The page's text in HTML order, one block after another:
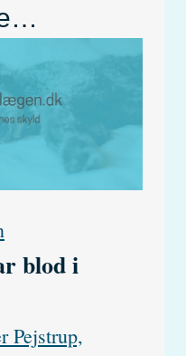
blod i
Pejstrup,